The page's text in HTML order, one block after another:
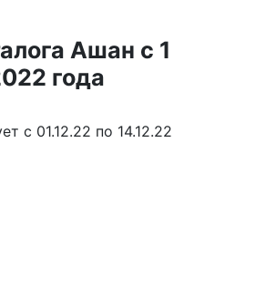
Ашан с 1
года
с 01.12.22 по 14.12.22